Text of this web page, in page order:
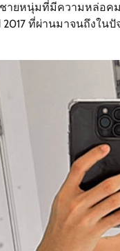
ยหนุ่มที่มีความหล่อค
2017 ที่ผ่านมาจนถึง